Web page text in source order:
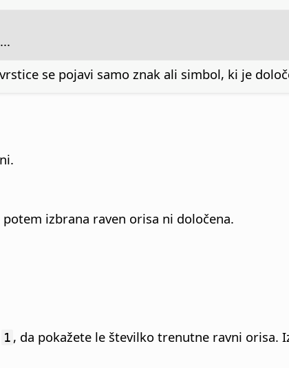
se pojavi samo znak ali simbol, ki je
potem izbrana raven orisa ni določena.
1 , da pokažete le številko trenutne ravni orisa.